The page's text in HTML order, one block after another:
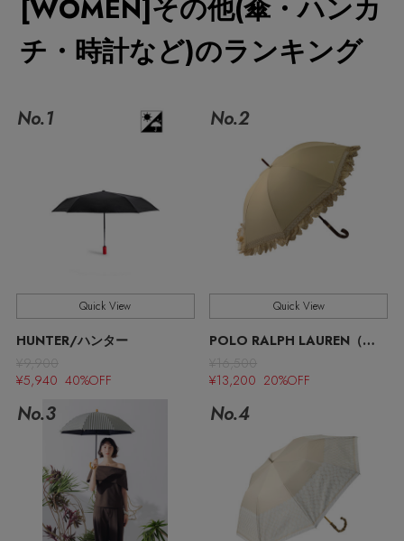
最旬！トレンドワード
【雨の日】急な雨対策グッズ
【サンダル】ビーサンの季節！
【リネン】涼しい夏素材
【CFCL】注目のPOP-UP
【レース】上品な透け感
【限定】ここでしか買えないアイテム
アイテム一覧
CATEGORY
ウェア
すべてのウェア
ブラウス・シャツ
カットソー・Tシャツ
ワンピース・チュニック
シューズ
すべてのシューズ
サンダル
パンプス
バッグ・財布
すべてのバッグ・財布
カゴバッグ
ファッション小物
すべてのファッション小物
アクセサリー
ご登録はこちら
お知らせ
よくあるご質問
[WOMEN]その他(傘・ハンカ
チ・時計など)のランキング
No.1
Quick View
HUNTER/ハンター
¥9,900
¥5,940 40%OFF
No.2
Quick View
POLO RALPH LAUREN（レイングッズ・雨傘・日傘）/ポロ ラルフ ローレン（レイングッズ・アマガサ・ヒガサ）
¥16,500
¥13,200 20%OFF
No.3 No.4